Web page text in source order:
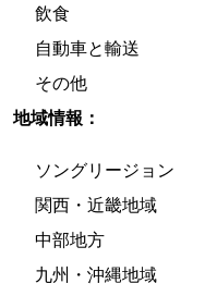
飲食
自動車と輸送
その他
地域情報：
ソングリージョン
関西・近畿地域
中部地方
九州・沖縄地域